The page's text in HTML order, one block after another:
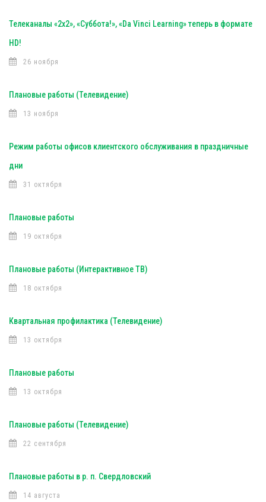
Телеканалы «2х2», «Суббота!», «Da Vinci Learning» теперь в формате
HD!
26 ноября
Плановые работы (Телевидение)
13 ноября
Режим работы офисов клиентского обслуживания в праздничные
дни
31 октября
Плановые работы
19 октября
Плановые работы (Интерактивное ТВ)
18 октября
Квартальная профилактика (Телевидение)
13 октября
Плановые работы
13 октября
Плановые работы (Телевидение)
22 сентября
Плановые работы в р. п. Свердловский
14 августа